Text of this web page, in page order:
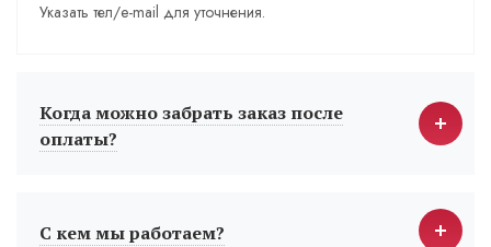
Указать тел/e-mail для уточнения.
Когда можно забрать заказ после
оплаты?
С кем мы работаем?